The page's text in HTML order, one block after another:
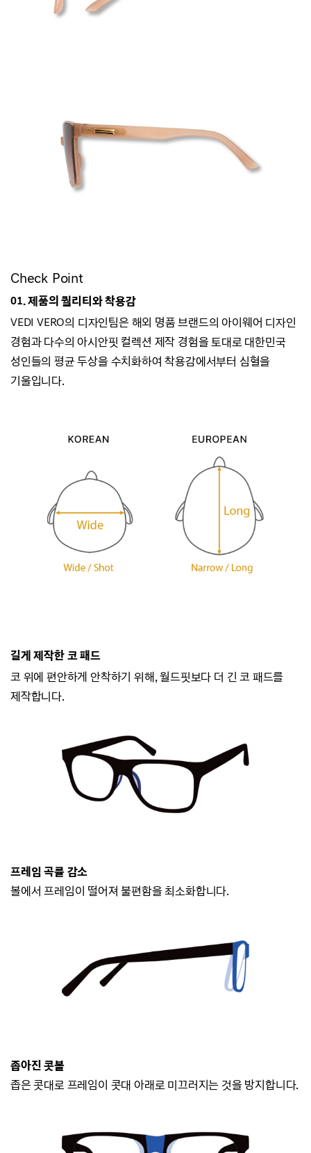
Check Point
01. 제품의 퀄리티와 착용감
VEDI VERO의 디자인팀은 해외 명품 브랜드의 아이웨어 디자인
경험과 다수의 아시안핏 컬렉션 제작 경험을 토대로 대한민국
성인들의 평균 두상을 수치화하여착용감에서부터 심혈을
기울입니다.
길게 제작한 코 패드
코 위에 편안하게 안착하기 위해, 월드핏보다 더 긴 코 패드를
제작합니다.
프레임 곡률 감소
볼에서 프레임이 떨어져 불편함을 최소화합니다.
좁아진 콧볼
좁은 콧대로 프레임이 콧대 아래로 미끄러지는 것을 방지합니다.